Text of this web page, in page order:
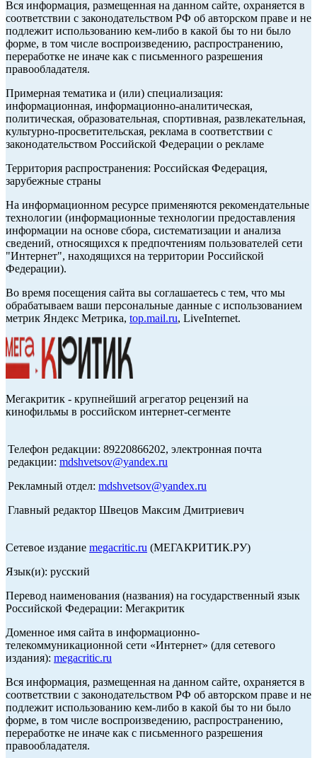
Вся информация, размещенная на данном сайте, охраняется в
соответствии с законодательством РФ об авторском праве и не
подлежит использованию кем-либо в какой бы то ни было
форме, в том числе воспроизведению, распространению,
переработке не иначе как с письменного разрешения
правообладателя.
Примерная тематика и (или) специализация:
информационная, информационно-аналитическая,
политическая, образовательная, спортивная, развлекательная,
культурно-просветительская, реклама в соответствии с
законодательством Российской Федерации о рекламе
Территория распространения: Российская Федерация,
зарубежные страны
На информационном ресурсе применяются рекомендательные
технологии (информационные технологии предоставления
информации на основе сбора, систематизации и анализа
сведений, относящихся к предпочтениям пользователей сети
"Интернет", находящихся на территории Российской
Федерации).
Во время посещения сайта вы соглашаетесь с тем, что мы
обрабатываем ваши персональные данные с использованием
метрик Яндекс Метрика, top.mail.ru, LiveInternet.
Мегакритик - крупнейший агрегатор рецензий на
кинофильмы в российском интернет-сегменте
Телефон редакции: 89220866202, электронная почта
редакции: mdshvetsov@yandex.ru
Рекламный отдел: mdshvetsov@yandex.ru
Главный редактор Швецов Максим Дмитриевич
Сетевое издание megacritic.ru (МЕГАКРИТИК.РУ)
Язык(и): русский
Перевод наименования (названия) на государственный язык
Российской Федерации: Мегакритик
Доменное имя сайта в информационно-
телекоммуникационной сети «Интернет» (для сетевого
издания): megacritic.ru
Вся информация, размещенная на данном сайте, охраняется в
соответствии с законодательством РФ об авторском праве и не
подлежит использованию кем-либо в какой бы то ни было
форме, в том числе воспроизведению, распространению,
переработке не иначе как с письменного разрешения
правообладателя.